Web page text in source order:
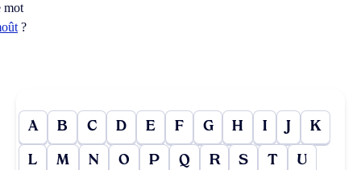
mot
?
A B C D E F G H I J K
L M N O P Q R S T U